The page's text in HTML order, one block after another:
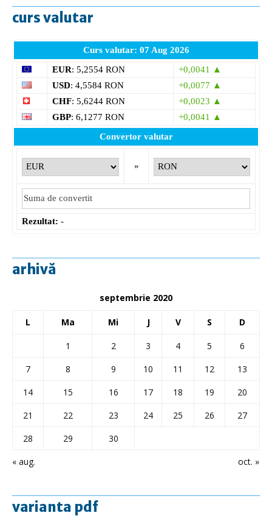
curs valutar
Curs valutar: 07 Aug 2026
EUR: 5,2554 RON
+0,0041 ▲
USD: 4,5584 RON
+0,0077 ▲
CHF: 5,6244 RON
+0,0023 ▲
GBP: 6,1277 RON
+0,0041 ▲
Convertor valutar
»
Rezultat: -
arhivă
septembrie 2020
L Ma Mi J V S D
« aug. oct. »
1 2 3 4 5
6
7
8 9 10 11 12
13
14
15 16 17 18 19
20
21
22 23 24 25 26
27
28
29 30
varianta pdf